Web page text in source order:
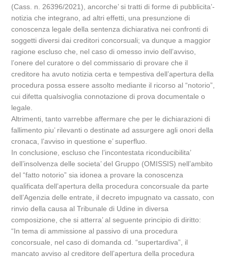
(Cass. n. 26396/2021), ancorche’ si tratti di forme di pubblicita’-
notizia che integrano, ad altri effetti, una presunzione di
conoscenza legale della sentenza dichiarativa nei confronti di
soggetti diversi dai creditori concorsuali; va dunque a maggior
ragione escluso che, nel caso di omesso invio dell’avviso,
l’onere del curatore o del commissario di provare che il
creditore ha avuto notizia certa e tempestiva dell’apertura della
procedura possa essere assolto mediante il ricorso al “notorio”,
cui difetta qualsivoglia connotazione di prova documentale o
legale.
Altrimenti, tanto varrebbe affermare che per le dichiarazioni di
fallimento piu’ rilevanti o destinate ad assurgere agli onori della
cronaca, l’avviso in questione e’ superfluo.
In conclusione, escluso che l’incontestata riconducibilita’
dell’insolvenza delle societa’ del Gruppo (OMISSIS) nell’ambito
del “fatto notorio” sia idonea a provare la conoscenza
qualificata dell’apertura della procedura concorsuale da parte
dell’Agenzia delle entrate, il decreto impugnato va cassato, con
rinvio della causa al Tribunale di Udine in diversa
composizione, che si atterra’ al seguente principio di diritto:
“In tema di ammissione al passivo di una procedura
concorsuale, nel caso di domanda cd. “supertardiva”, il
mancato avviso al creditore dell’apertura della procedura